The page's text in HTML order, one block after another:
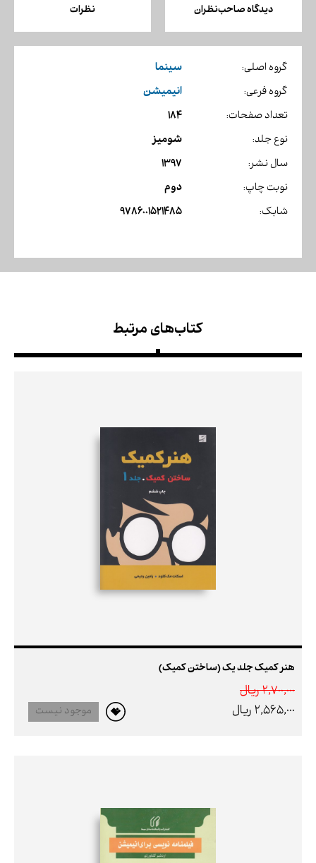
دیدگاه صاحب‌نظران نظرات
گروه اصلی: سینما
گروه فرعی: انیمیشن
تعداد صفحات: 184
نوع جلد: شومیز
سال نشر: 1397
نوبت چاپ: دوم
شابک: 9786001521485
کتاب‌های مرتبط
هنر کمیک جلد یک (ساختن کمیک)
2,700,000 ريال
2,565,000 ريال
موجود نیست